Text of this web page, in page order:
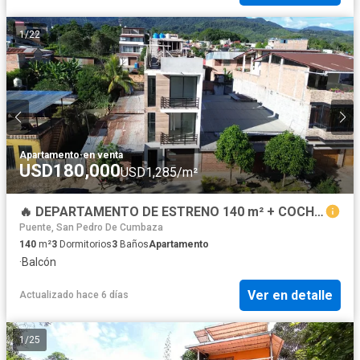
1/22
Apartamento·en venta
USD180,000USD1,285/m²
🔥 DEPARTAMENTO DE ESTRENO 140 m² + COCHERA EN LAS LOMAS – 3 HAB | OPORTUNIDAD
Puente, San Pedro De Cumbaza
140 m²3 Dormitorios3 BañosApartamento
·Balcón
Actualizado hace 6 días Ver en detalle
1/25